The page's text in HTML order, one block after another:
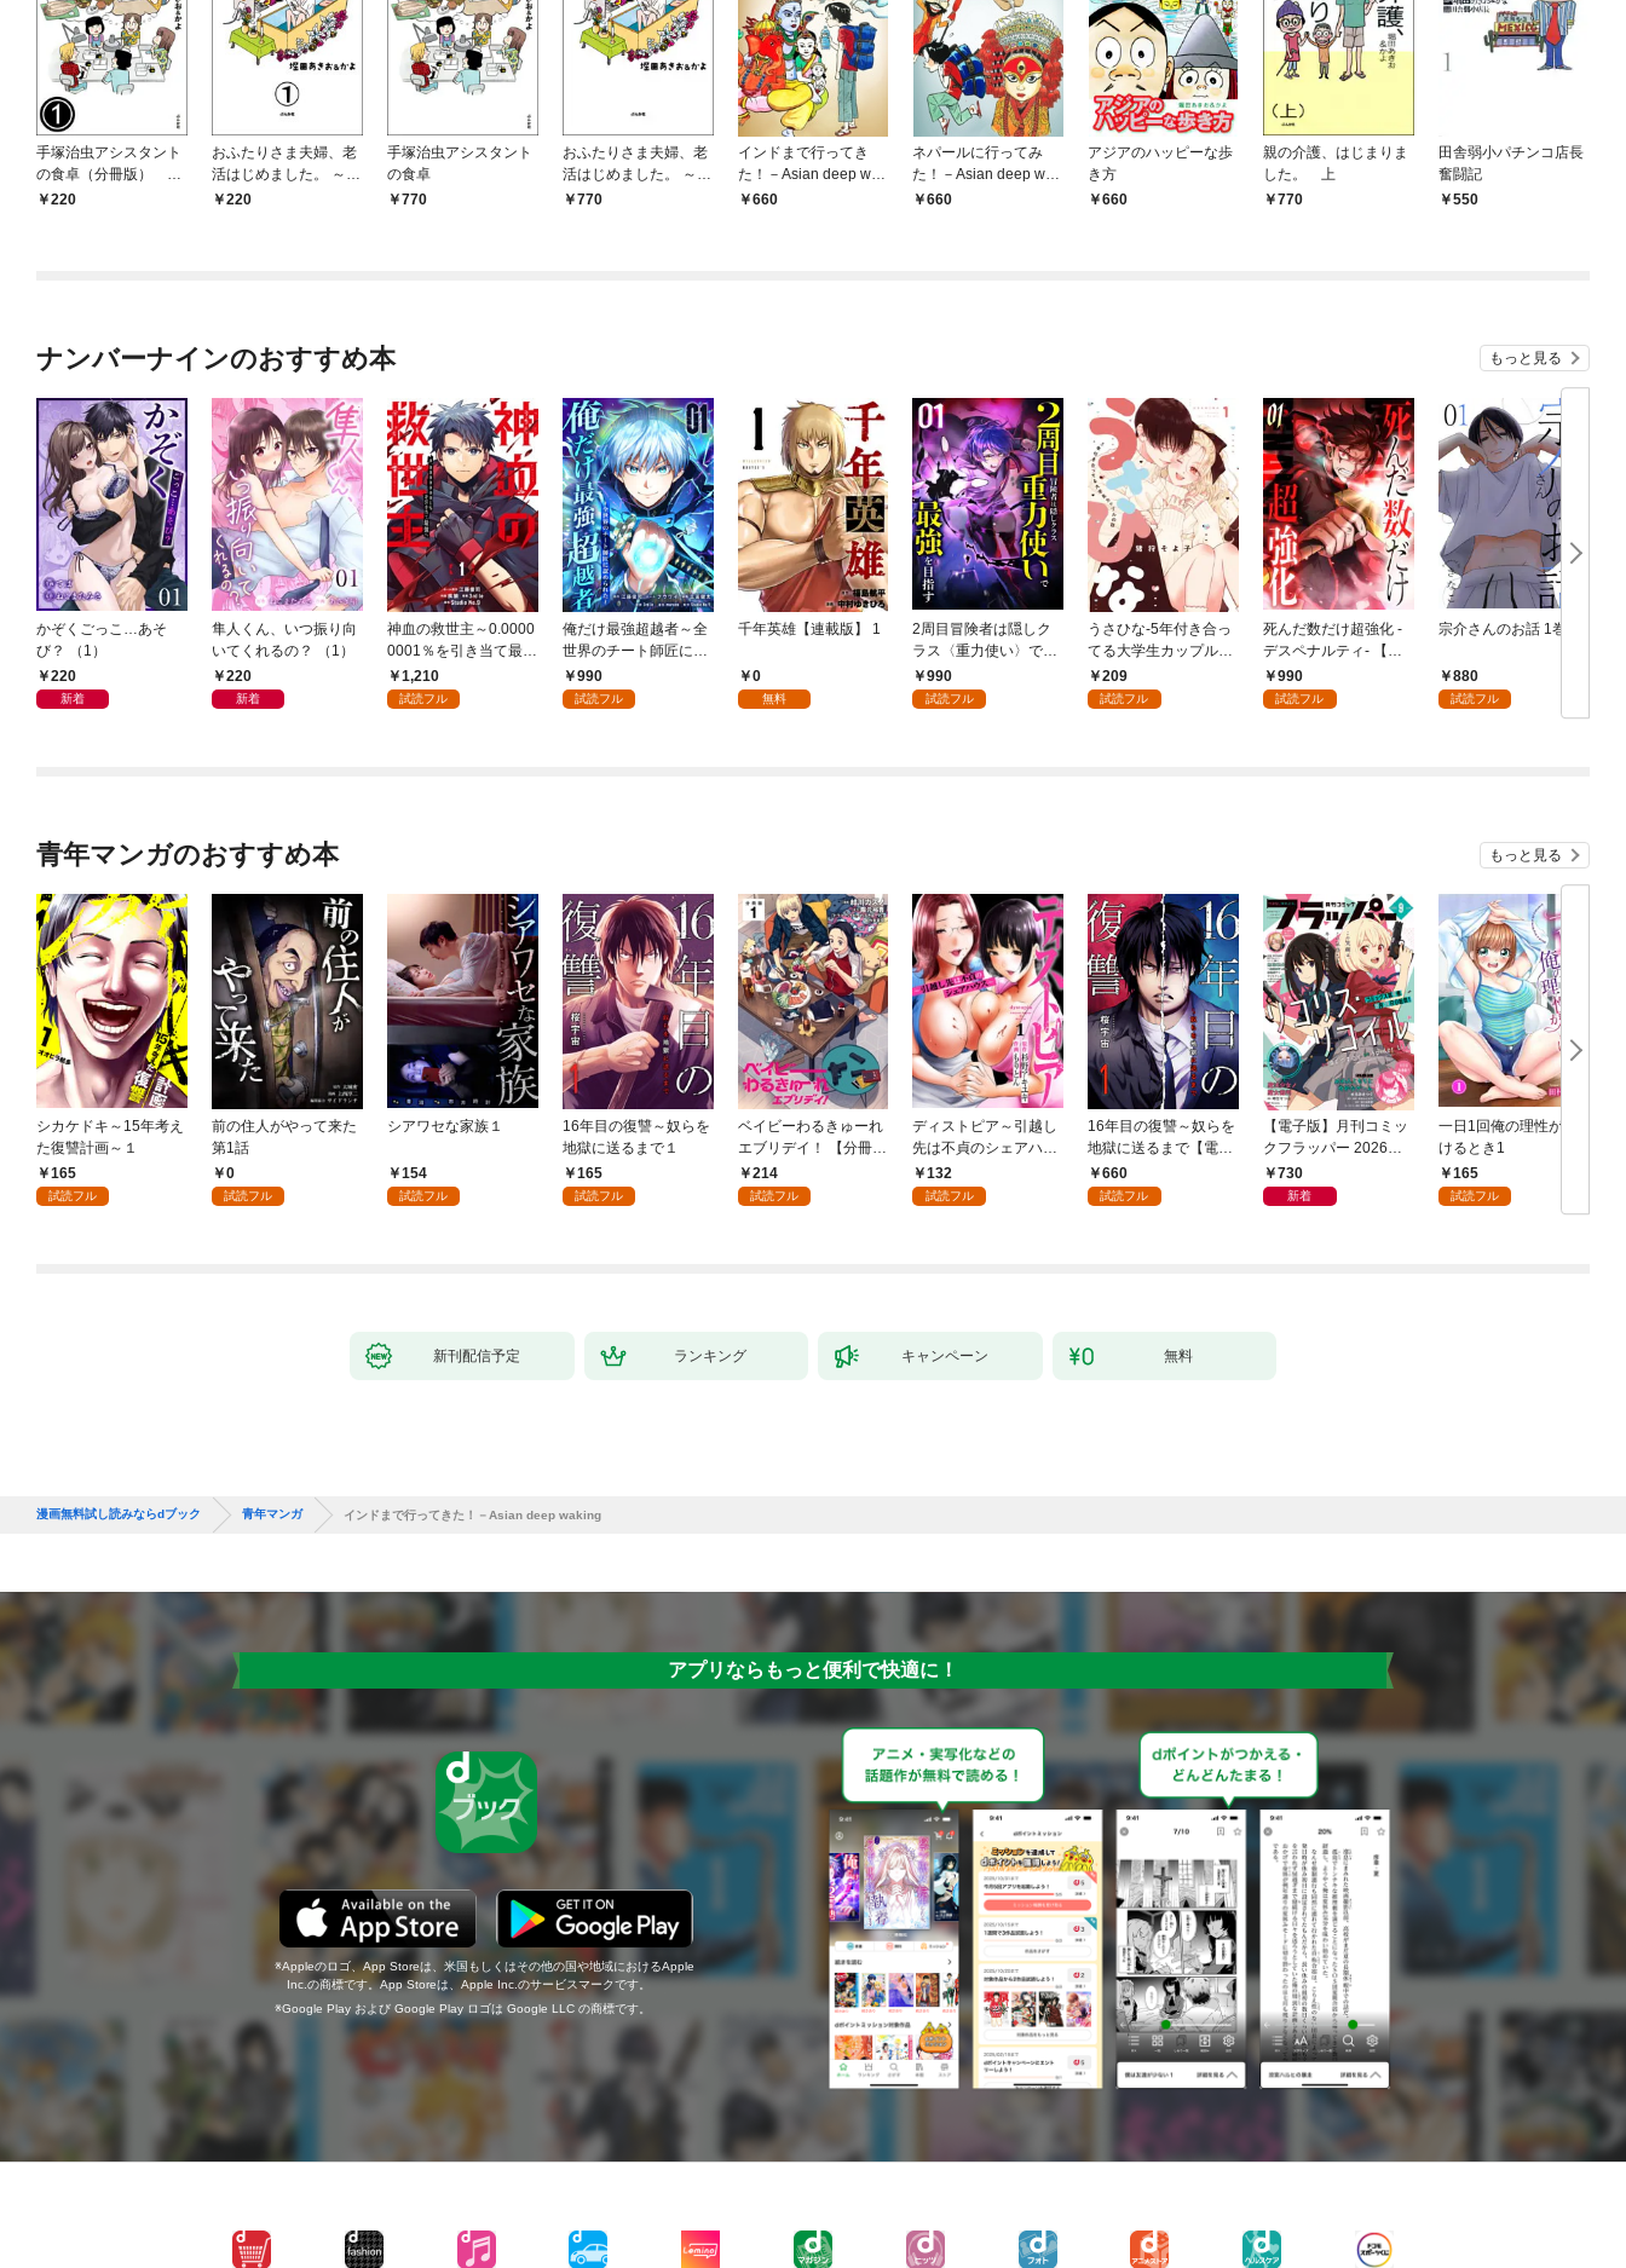
手塚治虫アシスタント
の食卓（分冊版）
【第1話】
220
おふたりさま夫婦、老
活はじめました。 ～ど
うなる！？ 私たちの老
220
手塚治虫アシスタント
の食卓
770
おふたりさま夫婦、老
活はじめました。 ～ど
うなる！？ 私たちの老
770
インドまで行ってき
た！－Asian deep wak
ing660
ネパールに行ってみ
た！－Asian deep wak
ing660
アジアのハッピーな歩
き方
660
親の介護、はじまりま
した。 上
770
田舎弱小パチンコ店長
奮闘記
550
ナンバーナインのおすすめ本 もっと見る
かぞくごっこ…あそ
び？ （1）
220
新着
隼人くん、いつ振り向
いてくれるの？ （1）
220
新着
神血の救世主～0.0000
0001％を引き当て最強
へ～【電子書籍特典
付】（１）
1,210
試読フル
俺だけ最強超越者～全
世界のチート師匠に認
められた～【単行本】
（１）
990
試読フル
千年英雄【連載版】 1
0
無料
2周目冒険者は隠しク
ラス〈重力使い〉で最
強を目指す 【コミッ
ク】 （1）
990
試読フル
うさひな-5年付き合っ
てる大学生カップルの
話-【分冊版】(1)
209
試読フル
死んだ数だけ超強化 -
デスペナルティ- 【コ
ミック】 （1）
990
試読フル
宗介さんのお話 1巻
880
試読フル
青年マンガのおすすめ本 もっと見る
シカケドキ～15年考え
た復讐計画～１
165
試読フル
前の住人がやって来た
第1話
0
試読フル
シアワセな家族１
154
試読フル
16年目の復讐～奴らを
地獄に送るまで１
165
試読フル
ベイビーわるきゅーれ
エブリデイ！ 【分冊
版】 1
214
試読フル
ディストピア～引越し
先は不貞のシェアハウ
ス～１
132
試読フル
16年目の復讐～奴らを
地獄に送るまで【電子
単行本版】１
660
試読フル
【電子版】月刊コミッ
クフラッパー 2026年9
月号730
新着
一日1回俺の理性が負
けるとき1
165
試読フル
新刊配信予定 ランキング キャンペーン 無料
漫画無料試し読みならdブック 青年マンガ インドまで行ってきた！－Asian deep waking
アプリならもっと便利で快適に！
Appleのロゴ、App Storeは、米国もしくはその他の国や地域におけるApple
Inc.の商標です。App Storeは、Apple Inc.のサービスマークです。
Google Play および Google Play ロゴは Google LLC の商標です。